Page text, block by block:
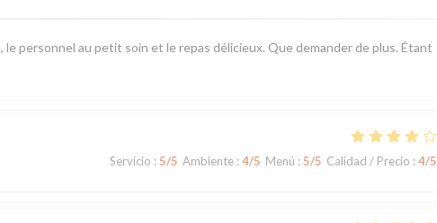
le personnel au petit soin et le repas délicieux. Que demander de plus. Étant
Servicio : 5/5 Ambiente : 4/5 Menú : 5/5 Calidad / Precio : 4/5